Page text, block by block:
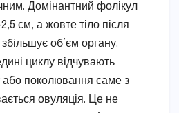
Домінантний фолікул
см, а жовте тіло після
об’єм органу.
циклу відчувають
поколювання саме з
овуляція. Це не